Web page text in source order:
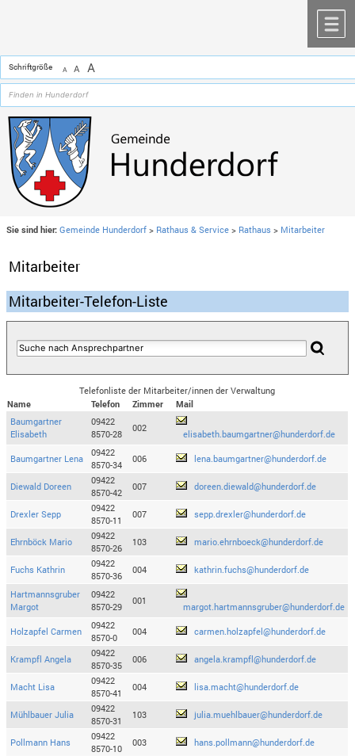
Schriftgröße A A A
Sie sind hier: Gemeinde Hunderdorf > Rathaus & Service > Rathaus > Mitarbeiter
Mitarbeiter
Mitarbeiter-Telefon-Liste
Telefonliste der Mitarbeiter/innen der Verwaltung
Name
Telefon Zimmer
Mail
Baumgartner
Elisabeth
09422
8570-28
002
elisabeth.baumgartner@hunderdorf.de
Baumgartner Lena
09422
8570-34
006 lena.baumgartner@hunderdorf.de
Diewald Doreen
09422
8570-42
007 doreen.diewald@hunderdorf.de
Drexler Sepp
09422
8570-11
007 sepp.drexler@hunderdorf.de
Ehrnböck Mario
09422
8570-26
103 mario.ehrnboeck@hunderdorf.de
Fuchs Kathrin
09422
8570-36
004 kathrin.fuchs@hunderdorf.de
Hartmannsgruber
Margot
09422
8570-29
001
margot.hartmannsgruber@hunderdorf.de
Holzapfel Carmen
09422
8570-0
004 carmen.holzapfel@hunderdorf.de
Krampfl Angela
09422
8570-35
006 angela.krampfl@hunderdorf.de
Macht Lisa
09422
8570-41
004 lisa.macht@hunderdorf.de
Mühlbauer Julia
09422
8570-31
103 julia.muehlbauer@hunderdorf.de
Pollmann Hans
09422
8570-10
003 hans.pollmann@hunderdorf.de